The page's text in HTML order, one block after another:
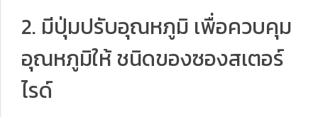
2. มีปุ่มปรับอุณหภูมิ เพื่อควบคุม
อุณหภูมิให้ ชนิดของซองสเตอร์
ไรด์